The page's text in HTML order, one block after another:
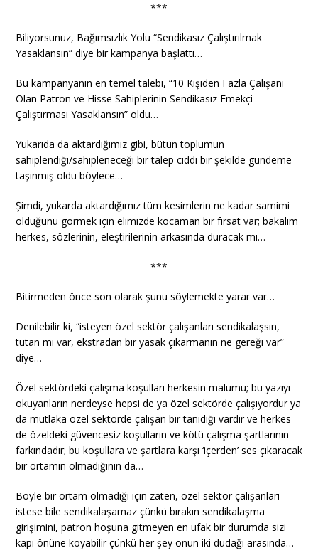
***
Biliyorsunuz, Bağımsızlık Yolu “Sendikasız Çalıştırılmak
Yasaklansın” diye bir kampanya başlattı…
Bu kampanyanın en temel talebi, “10 Kişiden Fazla Çalışanı
Olan Patron ve Hisse Sahiplerinin Sendikasız Emekçi
Çalıştırması Yasaklansın” oldu…
Yukarıda da aktardığımız gibi, bütün toplumun
sahiplendiği/sahipleneceği bir talep ciddi bir şekilde gündeme
taşınmış oldu böylece…
Şimdi, yukarda aktardığımız tüm kesimlerin ne kadar samimi
olduğunu görmek için elimizde kocaman bir fırsat var; bakalım
herkes, sözlerinin, eleştirilerinin arkasında duracak mı…
***
Bitirmeden önce son olarak şunu söylemekte yarar var…
Denilebilir ki, “isteyen özel sektör çalışanları sendikalaşsın,
tutan mı var, ekstradan bir yasak çıkarmanın ne gereği var”
diye…
Özel sektördeki çalışma koşulları herkesin malumu; bu yazıyı
okuyanların nerdeyse hepsi de ya özel sektörde çalışıyordur ya
da mutlaka özel sektörde çalışan bir tanıdığı vardır ve herkes
de özeldeki güvencesiz koşulların ve kötü çalışma şartlarının
farkındadır; bu koşullara ve şartlara karşı ‘içerden’ ses çıkaracak
bir ortamın olmadığının da…
Böyle bir ortam olmadığı için zaten, özel sektör çalışanları
istese bile sendikalaşamaz çünkü bırakın sendikalaşma
girişimini, patron hoşuna gitmeyen en ufak bir durumda sizi
kapı önüne koyabilir çünkü her şey onun iki dudağı arasında…